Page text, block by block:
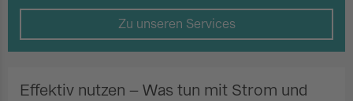
Zu unseren Services
Effektiv nutzen – Was tun mit Strom und